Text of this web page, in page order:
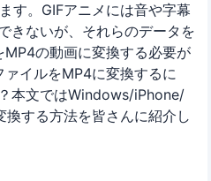
す。GIFアニメには音や字幕
きないが、それらのデータを
の動画に変換する必要が
イルをMP4に変換するに
本文ではWindows/iPhone/
する方法を皆さんに紹介し